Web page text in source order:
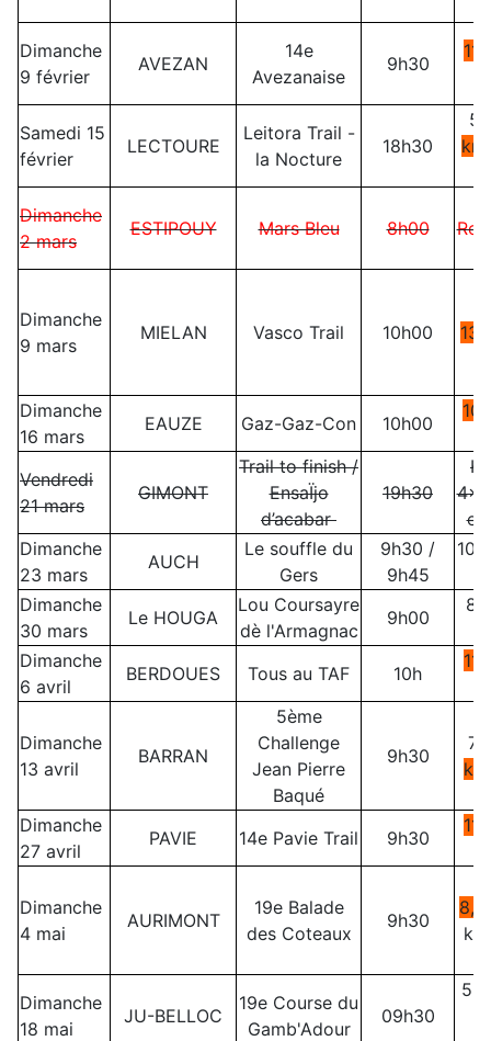
Dimanche
9 février
AVEZAN
14e
Avezanaise
9h30
11
Samedi 15
février
LECTOURE
Leitora Trail -
la Nocture
18h30
5,
km
Dimanche
2 mars
ESTIPOUY Mars Bleu 8h00
Dimanche
9 mars
MIELAN Vasco Trail 10h00
Dimanche
16 mars
EAUZE Gaz-Gaz-Con 10h00
10
Vendredi
21 mars
GIMONT
Trail to finish /
EnsaÏjo
d’acabar
19h30
et
Dimanche
23 mars
AUCH
Le souffle du
Gers
9h30 /
9h45
10
Dimanche
30 mars
Le HOUGA
Lou Coursayre
dè l'Armagnac
9h00
8
Dimanche
6 avril
BERDOUES Tous au TAF 10h
11
Dimanche
13 avril
BARRAN
5ème
Challenge
Jean Pierre
Baqué
9h30
km
Dimanche
27 avril
PAVIE 14e Pavie Trail 9h30
11
Dimanche
4 mai
AURIMONT
19e Balade
des Coteaux
9h30
8,5
Dimanche
18 mai
JU-BELLOC
19e Course du
Gamb'Adour
09h30
5 ,